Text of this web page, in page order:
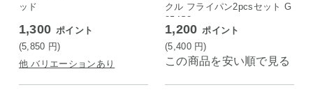
ッド
1,300 ポイント
(5,850 円)
他 バリエーションあり
クル フライパン2pcsセット G
854S2
1,200 ポイント
(5,400 円)
この商品を安い順で見る